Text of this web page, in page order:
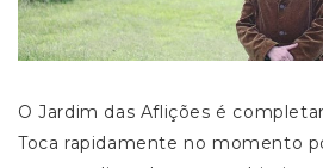
O Jardim das Aflições é
Toca rapidamente no momento